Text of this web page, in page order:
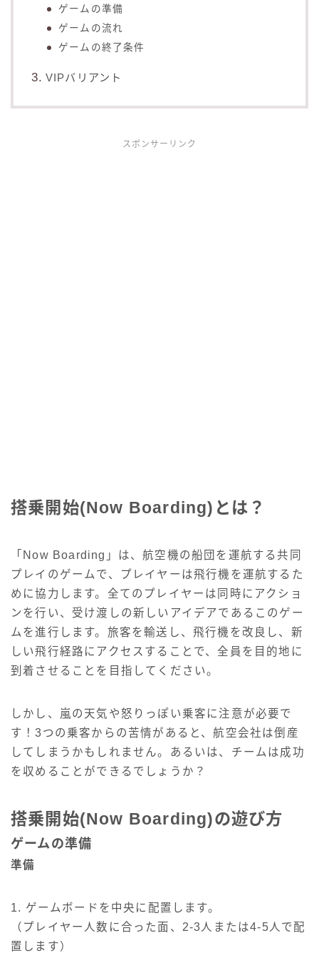
ゲームの準備
ゲームの流れ
ゲームの終了条件
VIPバリアント
スポンサーリンク
搭乗開始(Now Boarding)とは？
「Now Boarding」は、航空機の船団を運航する共同
プレイのゲームで、プレイヤーは飛行機を運航するた
めに協力します。全てのプレイヤーは同時にアクショ
ンを行い、受け渡しの新しいアイデアであるこのゲー
ムを進行します。旅客を輸送し、飛行機を改良し、新
しい飛行経路にアクセスすることで、全員を目的地に
到着させることを目指してください。
しかし、嵐の天気や怒りっぽい乗客に注意が必要で
す！3つの乗客からの苦情があると、航空会社は倒産
してしまうかもしれません。あるいは、チームは成功
を収めることができるでしょうか？
搭乗開始(Now Boarding)の遊び方
ゲームの準備
準備
1. ゲームボードを中央に配置します。
（プレイヤー人数に合った面、2-3人または4-5人で配
置します）